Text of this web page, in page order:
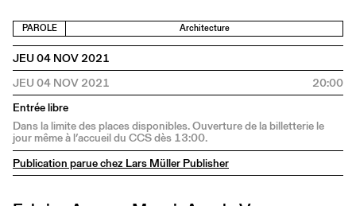
PAROLE Architecture
JEU 04 NOV 2021
JEU 04 NOV 2021
20:00
Entrée libre
Dans la limite des places disponibles. Ouverture de la billetterie le
jour même à l’accueil du CCS dès 13:00.
Publication parue chez Lars Müller Publisher